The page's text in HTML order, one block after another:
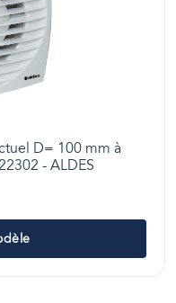
D= 100 mm à
- ALDES